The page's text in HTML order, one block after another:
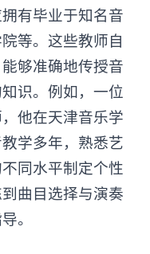
有毕业于知名音
等。这些教师自
够准确地传授音
识。例如，一位
他在天津音乐学
学多年，熟悉艺
同水平制定个性
曲目选择与演奏
。